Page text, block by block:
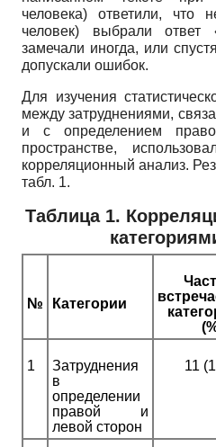
человека) ответили, что
человек) выбрали ответ
замечали иногда, или
допускали ошибок.
Для изучения
между затруднениями,
и с определением
пространстве,
корреляционный анализ.
табл. 1.
Таблица 1.
№ Категории
1
Затруднения
в
определении
правой и
левой сторон
11